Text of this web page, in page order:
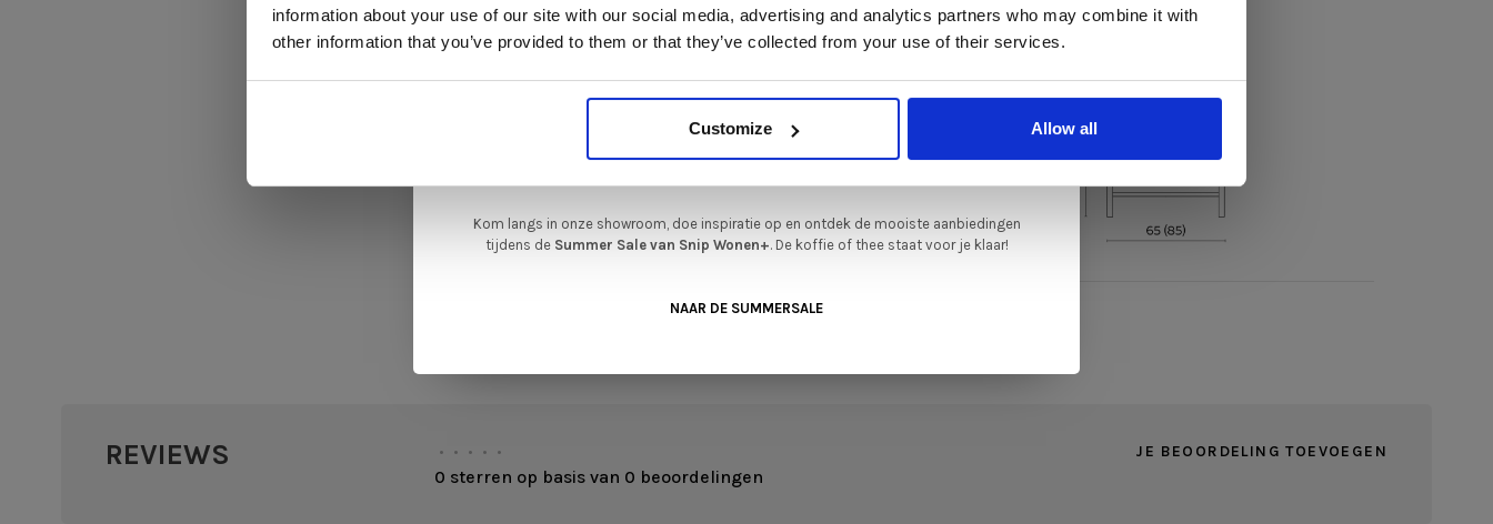
information about your use of our site with our social media, advertising and analytics partners who may combine it with
other information that you’ve provided to them or that they’ve collected from your use of their services.
Customize Allow all
REVIEWS • • • • •
0 sterren op basis van 0 beoordelingen
JE BEOORDELING TOEVOEGEN
In onze showroom vind je een uitgebreide selectie designmeubelen van
gerenommeerde Nederlandse en Europese merken. Onder andere showroommodellen
van
Sculptures Jeux Artisanzijn nu extra voordelig
gelegenheid om jouw favoriete designmeubel geheel naar wens samen te stellen,
met de kwaliteit, het comfort en de uitstraling die je van Snip Wonen+ mag
Kom langs in onze showroom, doe inspiratie op en ontdek de mooiste aanbiedingen
tijdens de Summer Sale van Snip Wonen+. De koffie of thee staat voor je klaar!
NAAR DE SUMMERSALE